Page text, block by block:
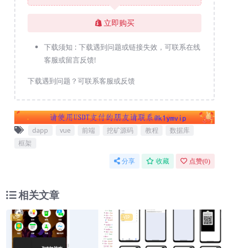
立即购买
下载须知 : 下载遇到问题或链接失效，可联系在线
客服或留言反馈!
下载遇到问题？可联系客服或反馈
dapp vue 前端 挖矿源码 教程
数据库
框架
分享 收藏 点赞(0)
相关文章
VIP VIP